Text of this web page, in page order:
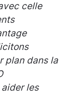
celle
plan dans la
les